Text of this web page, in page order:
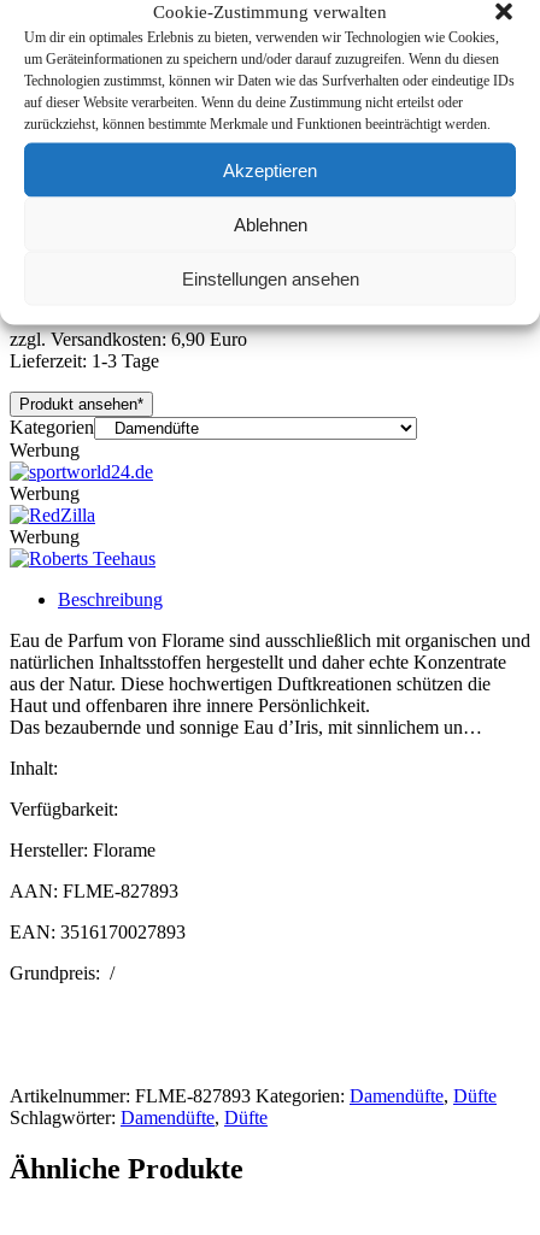
Panama
Peperoncino Eau de Parfum €17,95
Iris Ensoleillé Eau de Parfum
zzgl. Versandkosten: 6,90 Euro
Lieferzeit: 1-3 Tage
Produkt ansehen*
Kategorien
Werbung
Werbung
Werbung
Beschreibung
Eau de Parfum von Florame sind ausschließlich mit organischen und
natürlichen Inhaltsstoffen hergestellt und daher echte Konzentrate
aus der Natur. Diese hochwertigen Duftkreationen schützen die
Haut und offenbaren ihre innere Persönlichkeit.
Das bezaubernde und sonnige Eau d’Iris, mit sinnlichem un…
Inhalt:
Verfügbarkeit:
Hersteller: Florame
AAN: FLME-827893
EAN: 3516170027893
Grundpreis: /
Artikelnummer: FLME-827893 Kategorien: Damendüfte, Düfte
Schlagwörter: Damendüfte, Düfte
Ähnliche Produkte
Cookie-Zustimmung verwalten
Um dir ein optimales Erlebnis zu bieten, verwenden wir Technologien wie Cookies,
um Geräteinformationen zu speichern und/oder darauf zuzugreifen. Wenn du diesen
Technologien zustimmst, können wir Daten wie das Surfverhalten oder eindeutige IDs
auf dieser Website verarbeiten. Wenn du deine Zustimmung nicht erteilst oder
zurückziehst, können bestimmte Merkmale und Funktionen beeinträchtigt werden.
Akzeptieren
Ablehnen
Einstellungen ansehen